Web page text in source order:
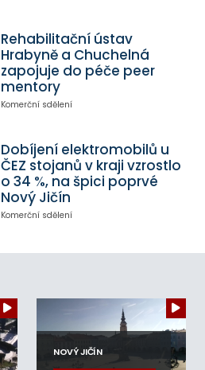
Rehabilitační ústav
Hrabyně a Chuchelná
zapojuje do péče peer
mentory
Komerční sdělení
Dobíjení elektromobilů u
ČEZ stojanů v kraji vzrostlo
o 34 %, na špici poprvé
Nový Jičín
Komerční sdělení
NOVÝ JIČÍN